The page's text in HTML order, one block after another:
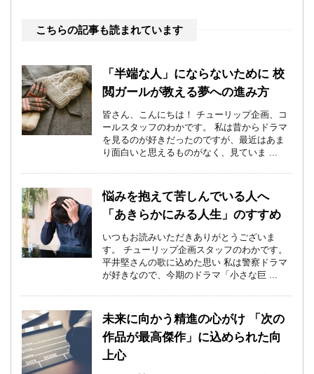
こちらの記事も読まれています
「半端な人」にならないために 校
閲ガールが教える夢への進み方
皆さん、こんにちは！ チューリップ企画、コ
ールスタッフのわかです。 私は昔からドラマ
を見るのが好きだったのですが、最近はあま
り面白いと思えるものがなく、見ていま ...
悩みを抱えて苦しんでいる人へ
「あきらかにみる人生」のすすめ
いつもお読みいただきありがとうございま
す。 チューリップ企画スタッフのわかです。
平井堅さんの歌に込めた思い 私は警察ドラマ
が好きなので、今期のドラマ「小さな巨 ...
未来に向かう精進の心がけ 「次の
作品が最高傑作」に込められた向
上心